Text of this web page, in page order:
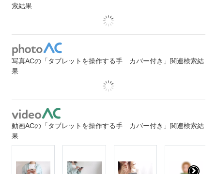
索結果
写真ACの「タブレットを操作する手 カバー付き」関連検索結
果
動画ACの「タブレットを操作する手 カバー付き」関連検索結
果